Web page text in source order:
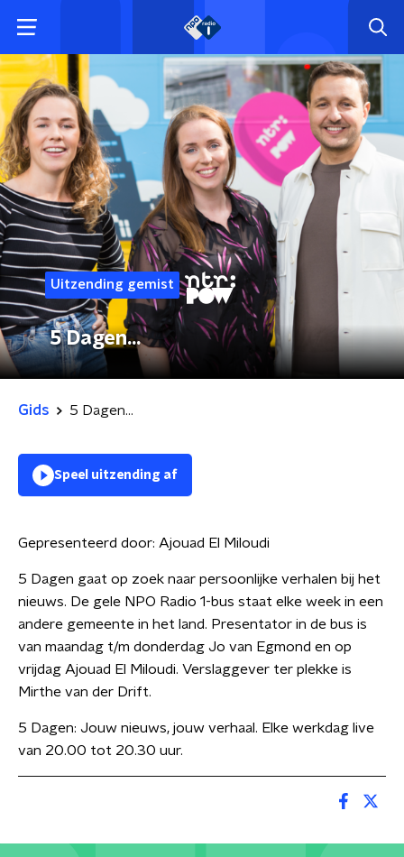
Uitzending gemist
5 Dagen...
Gids 5 Dagen...
Speel uitzending af
Gepresenteerd door: Ajouad El Miloudi
5 Dagen gaat op zoek naar persoonlijke verhalen bij het
nieuws. De gele NPO Radio 1-bus staat elke week in een
andere gemeente in het land. Presentator in de bus is
van maandag t/m donderdag Jo van Egmond en op
vrijdag Ajouad El Miloudi. Verslaggever ter plekke is
Mirthe van der Drift.
5 Dagen: Jouw nieuws, jouw verhaal. Elke werkdag live
van 20.00 tot 20.30 uur.